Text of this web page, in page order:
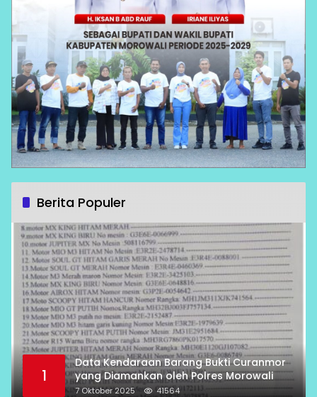
Berita Populer
1
Data Kendaraan Barang Bukti Curanmor
yang Diamankan oleh Polres Morowali
7 Oktober 2025 41564